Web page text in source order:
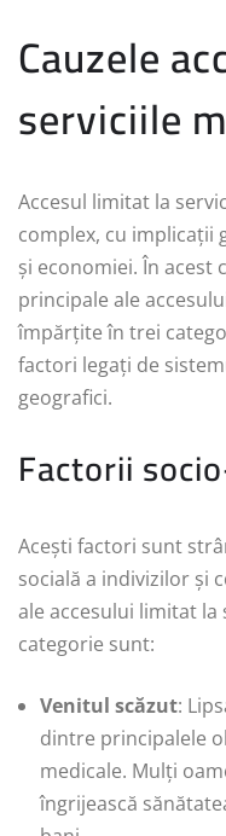
Cauzele
serviciile
Accesul limitat la
complex, cu implicații
și economiei. În acest
principale ale
împărțite în trei
factori legați de
geografici.
Factorii
Acești factori sunt
socială a indivizilor și
ale accesului limitat la
categorie sunt:
Venitul scăzut:
dintre principalele
medicale. Mulți
îngrijească